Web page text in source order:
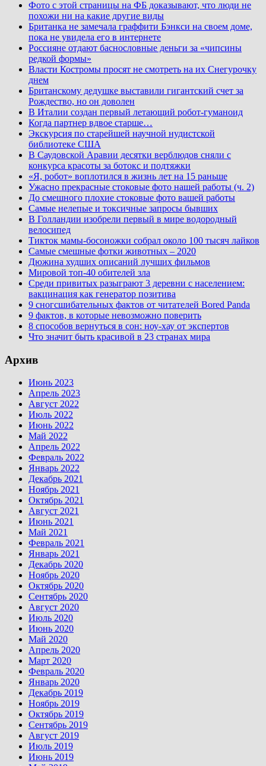
Фото с этой страницы на ФБ доказывают, что люди не
похожи ни на какие другие виды
Британка не замечала граффити Бэнкси на своем доме,
пока не увидела его в интернете
Россияне отдают баснословные деньги за «чипсины
редкой формы»
Власти Костромы просят не смотреть на их Снегурочку
днем
Британскому дедушке выставили гигантский счет за
Рождество, но он доволен
В Италии создан первый летающий робот-гуманоид
Когда партнер вдвое старше…
Экскурсия по старейшей научной нудистской
библиотеке США
В Саудовской Аравии десятки верблюдов сняли с
конкурса красоты за ботокс и подтяжки
«Я, робот» воплотился в жизнь лет на 15 раньше
Ужасно прекрасные стоковые фото нашей работы (ч. 2)
До смешного плохие стоковые фото вашей работы
Самые нелепые и токсичные запросы бывших
В Голландии изобрели первый в мире водородный
велосипед
Тикток мамы-босоножки собрал около 100 тысяч лайков
Самые смешные фотки животных – 2020
Дюжина худших описаний лучших фильмов
Мировой топ-40 обителей зла
Среди привитых разыграют 3 деревни с населением:
вакцинация как генератор позитива
9 сногсшибательных фактов от читателей Bored Panda
9 фактов, в которые невозможно поверить
8 способов вернуться в сон: ноу-хау от экспертов
Что значит быть красивой в 23 странах мира
Архив
Июнь 2023
Апрель 2023
Август 2022
Июль 2022
Июнь 2022
Май 2022
Апрель 2022
Февраль 2022
Январь 2022
Декабрь 2021
Ноябрь 2021
Октябрь 2021
Август 2021
Июнь 2021
Май 2021
Февраль 2021
Январь 2021
Декабрь 2020
Ноябрь 2020
Октябрь 2020
Сентябрь 2020
Август 2020
Июль 2020
Июнь 2020
Май 2020
Апрель 2020
Март 2020
Февраль 2020
Январь 2020
Декабрь 2019
Ноябрь 2019
Октябрь 2019
Сентябрь 2019
Август 2019
Июль 2019
Июнь 2019